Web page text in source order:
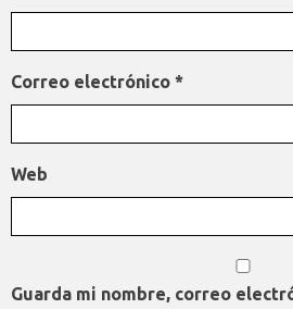
Correo electrónico *
Web
Guarda mi nombre, correo